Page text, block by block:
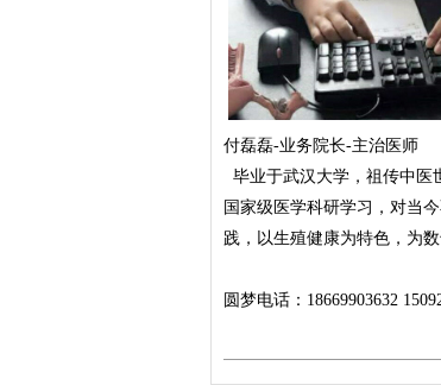
付磊磊-业务院长-主治医师
毕业于武汉大学，祖传中医
国家级医学科研学习，对当
践，以生殖健康为特色，为
圆梦电话：18669903632